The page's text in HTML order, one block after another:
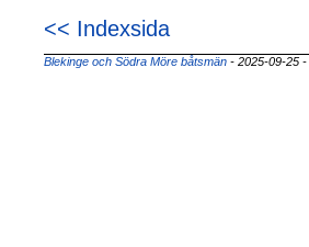
<< Indexsida
Blekinge och Södra Möre båtsmän - 2025-09-25 -